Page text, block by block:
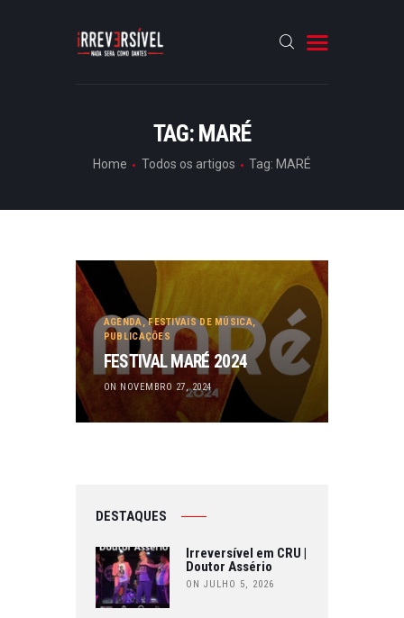
TAG: MARÉ
Home Todos os artigos Tag: MARÉ
CRÓNICAS
AGENDA,FESTIVAIS DE MÚSICA,
PUBLICAÇÕES
FESTIVAL MARÉ 2024
ON NOVEMBRO 27, 2024
DESTAQUES
Irreversível em CRU |
Doutor Assério
ON JULHO 5, 2026